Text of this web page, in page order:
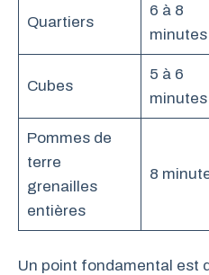
Quartiers
6 à 8
minutes
Cubes
5 à 6
minutes
Pommes de
terre
grenailles
entières
8
Un point fondamental est